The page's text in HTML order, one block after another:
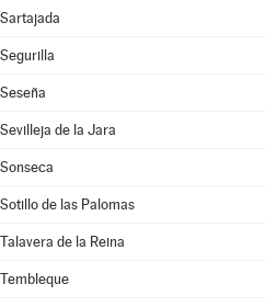
Sartajada
Segurilla
Seseña
Sevilleja de la Jara
Sonseca
Sotillo de las Palomas
Talavera de la Reina
Tembleque